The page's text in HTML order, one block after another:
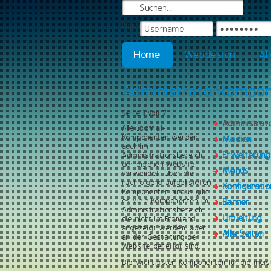
Login
Home Webdesign
Medien
Menüs
Banner
Umleitung
Alle Seiten
Seite 1 von 7
Alle Joomla!-
Komponenten werden
auch im
Administrationsbereich
der eigenen Website
verwendet. Über die
nachfolgend aufgelisteten
Komponenten hinaus gibt
es viele Komponenten im
Administrationsbereich,
die nicht im Frontend
angezeigt werden, aber
an der Gestaltung der
Website beteiligt sind.
Die wichtigsten Komponenten für die